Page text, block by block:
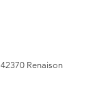
42370 Renaison